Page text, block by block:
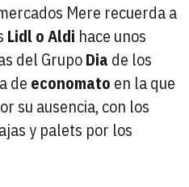
Mere recuerda a
Lidl o Aldi hace unos
del GrupoDia de los
de economato en la que
su ausencia, con los
y palets por los